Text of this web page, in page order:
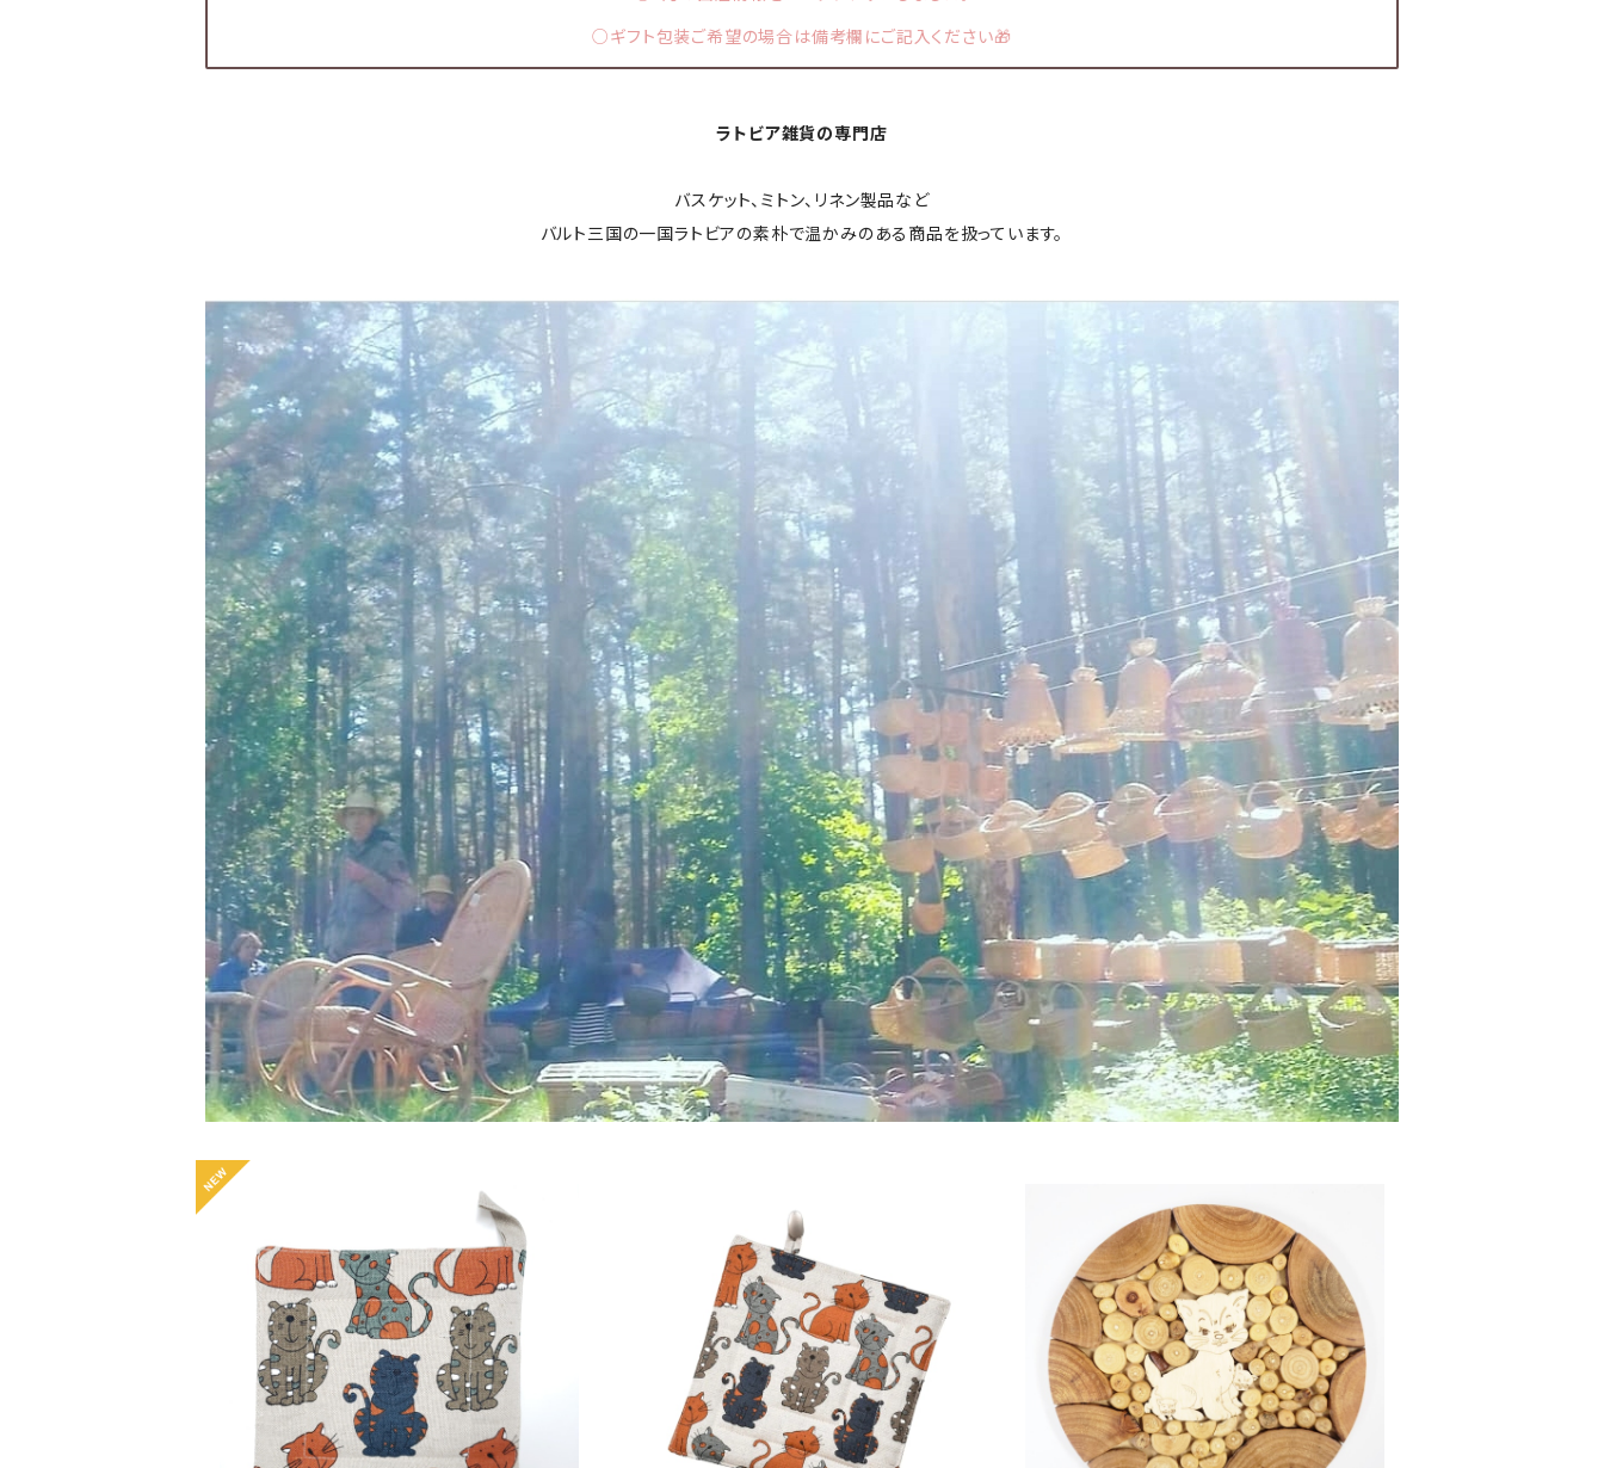
○ギフト包装ご希望の場合は備考欄にご記入ください🎁
ラトビア雑貨の専門店
バスケット、ミトン、リネン製品など
バルト三国の一国ラトビアの素朴で温かみのある商品を扱っています。